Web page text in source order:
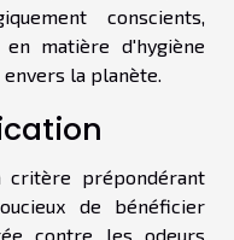
conscients,
matière d'hygiène
la planète.
critère prépondérant
de bénéficier
contre les odeurs